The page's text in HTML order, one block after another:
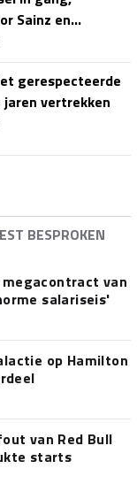
Sainz en
gerespecteerde
vertrekken
BESPROKEN
van
salariseis'
op Hamilton
van Red Bull
starts